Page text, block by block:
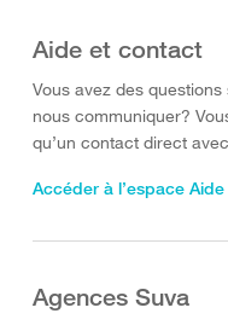
Aide et contact
Vous avez des
nous communiquer?
qu’un contact direct
Accéder à l’espace
Agences Suva